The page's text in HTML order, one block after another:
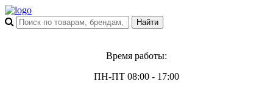
Время работы:
ПН-ПТ 08:00 - 17:00